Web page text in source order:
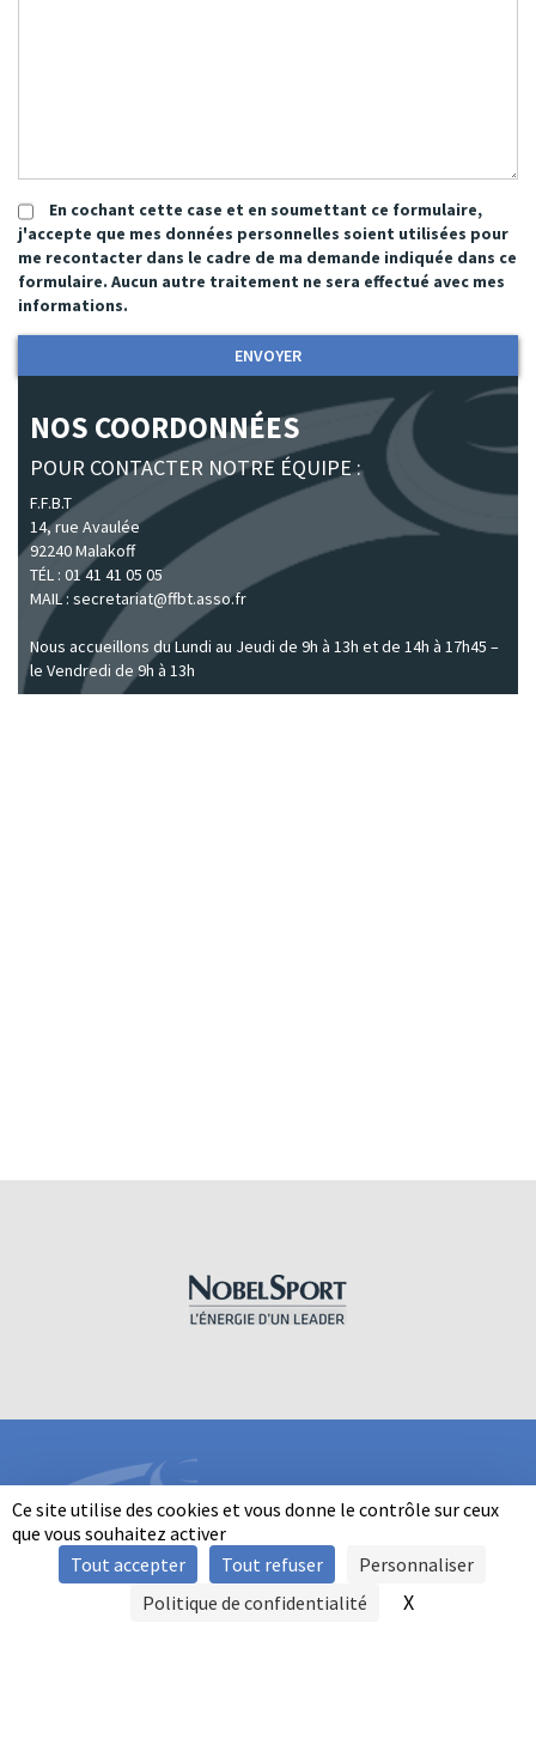
Ce site utilise des cookies et vous donne le contrôle sur ceux
que vous souhaitez activer
Tout accepter
Tout refuser
Personnaliser
Politique de confidentialité
X
En cochant cette case et en soumettant ce formulaire,
j'accepte que mes données personnelles soient utilisées pour
me recontacter dans le cadre de ma demande indiquée dans ce
formulaire. Aucun autre traitement ne sera effectué avec mes
informations.
ENVOYER
NOS COORDONNÉES
POUR CONTACTER NOTRE ÉQUIPE :
F.F.B.T
14, rue Avaulée
92240 Malakoff
TÉL : 01 41 41 05 05
MAIL : secretariat@ffbt.asso.fr
Nous accueillons du Lundi au Jeudi de 9h à 13h et de 14h à 17h45 –
le Vendredi de 9h à 13h
INFORMATIONS
SIGNALER UNE VIOLENCE